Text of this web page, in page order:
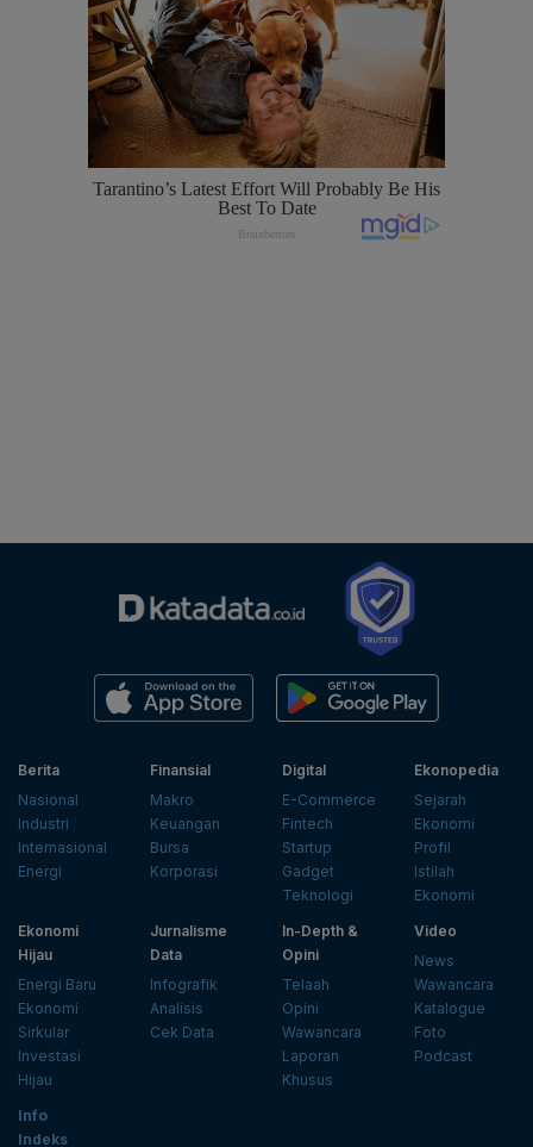
Berita
Nasional
Industri
Internasional
Energi
Finansial
Makro
Keuangan
Bursa
Korporasi
Digital
E-Commerce
Fintech
Startup
Gadget
Teknologi
Ekonopedia
Sejarah
Ekonomi
Profil
Istilah
Ekonomi
Ekonomi
Hijau
Energi Baru
Ekonomi
Sirkular
Investasi
Hijau
Jurnalisme
Data
Infografik
Analisis
Cek Data
In-Depth &
Opini
Telaah
Opini
Wawancara
Laporan
Khusus
Video
News
Wawancara
Katalogue
Foto
Podcast
Info
Indeks